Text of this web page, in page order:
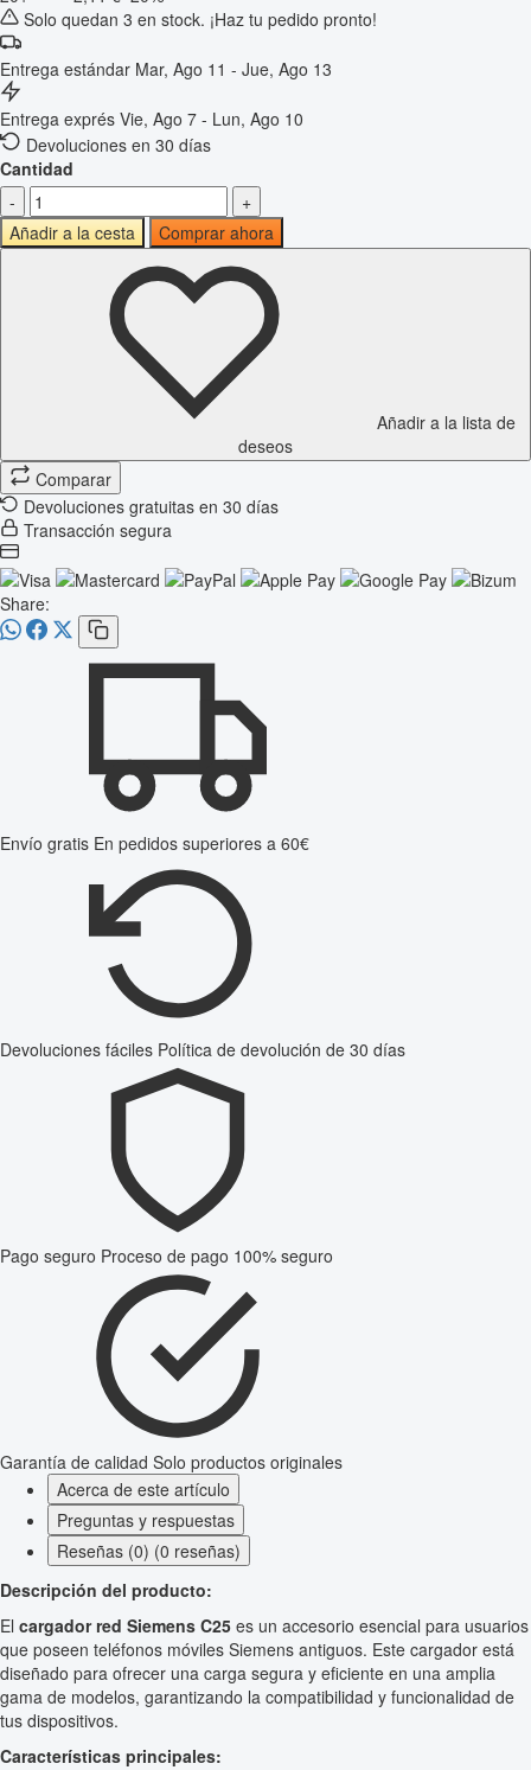
Solo quedan 3 en stock. ¡Haz tu pedido pronto!
Entrega estándar Mar, Ago 11 - Jue, Ago 13
Entrega exprés Vie, Ago 7 - Lun, Ago 10
Devoluciones en 30 días
Cantidad
-
+
Añadir a la cesta
Comprar ahora
Añadir a la lista de
deseos
Comparar
Devoluciones gratuitas en 30 días
Transacción segura
Share:
Envío gratis En pedidos superiores a 60€
Devoluciones fáciles Política de devolución de 30 días
Pago seguro Proceso de pago 100% seguro
Garantía de calidad Solo productos originales
Acerca de este artículo
Preguntas y respuestas
Reseñas (0) (0 reseñas)
Descripción del producto:
El cargador red Siemens C25 es un accesorio esencial para usuarios
que poseen teléfonos móviles Siemens antiguos. Este cargador está
diseñado para ofrecer una carga segura y eficiente en una amplia
gama de modelos, garantizando la compatibilidad y funcionalidad de
tus dispositivos.
Características principales: